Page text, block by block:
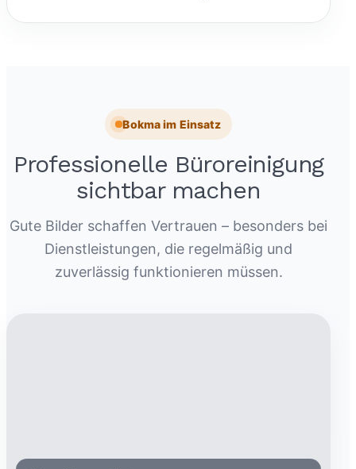
Bokma im Einsatz
Professionelle Büroreinigung
sichtbar machen
Gute Bilder schaffen Vertrauen – besonders bei
Dienstleistungen, die regelmäßig und
zuverlässig funktionieren müssen.